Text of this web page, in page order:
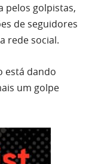
pelos golpistas,
de seguidores
rede social.
está dando
um golpe